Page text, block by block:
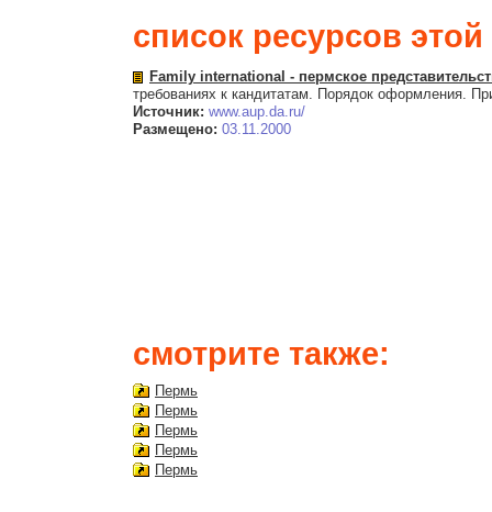
список ресурсов этой
Family international - пермское
требованиях к кандитатам. Порядок оформления.
Источник: www.aup.da.ru/
Размещено: 03.11.2000
смотрите также:
Пермь
Пермь
Пермь
Пермь
Пермь